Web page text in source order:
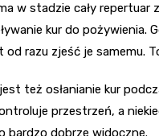
w stadzie cały
kur do pożywienia.
od razu zjeść je samemu.
też osłanianie kur
przestrzeń, a
bardzo dobrze widoczne.